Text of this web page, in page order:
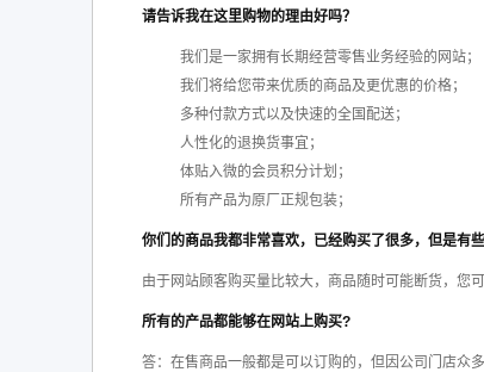
请告诉我在这里购物的理由好吗？
我们是一家拥有长期经营零售业务经验的网站；
我们将给您带来优质的商品及更优惠的价格；
多种付款方式以及快速的全国配送；
人性化的退换货事宜；
体贴入微的会员积分计划；
所有产品为原厂正规包装；
你们的商品我都非常喜欢，已经购买了很多，但是有
由于网站顾客购买量比较大，商品随时可能断货，您
所有的产品都能够在网站上购买?
答：在售商品一般都是可以订购的，但因公司门店众